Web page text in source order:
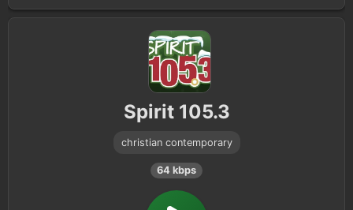
Spirit 105.3
christian contemporary
64 kbps